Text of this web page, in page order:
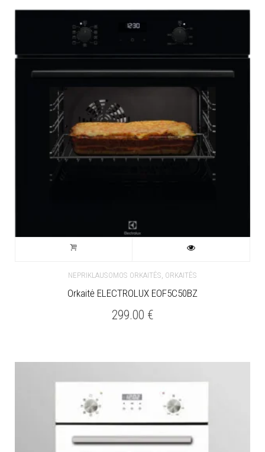
NEPRIKLAUSOMOS ORKAITĖS, ORKAITĖS
Orkaitė ELECTROLUX EOF5C50BZ
299.00 €